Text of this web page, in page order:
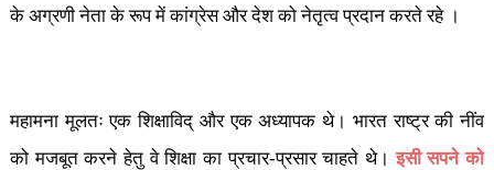
के अग्रणी नेता के रूप में कांग्रेस और देश को नेतृत्व प्रदान करते रहे ।
महामना मूलतः एक शिक्षाविद् और एक अध्यापक थे। भारत राष्ट्र की नींव
को मजबूत करने हेतु वे शिक्षा का प्रचार-प्रसार चाहते थे।इसी सपने को